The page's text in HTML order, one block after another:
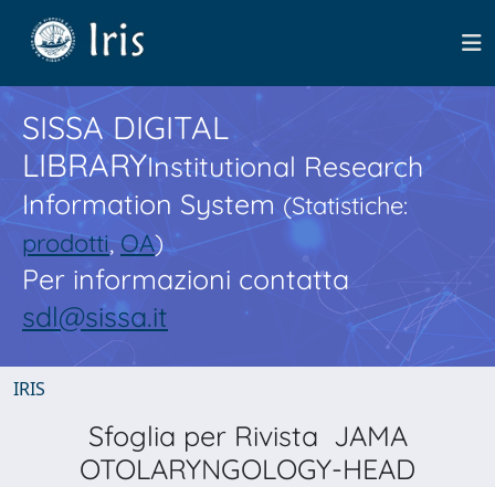
SISSA DIGITAL
LIBRARYInstitutional Research
Information System(Statistiche:
prodotti,OA)
Per informazioni contatta
sdl@sissa.it
IRIS
Sfoglia per Rivista JAMA
OTOLARYNGOLOGY-HEAD